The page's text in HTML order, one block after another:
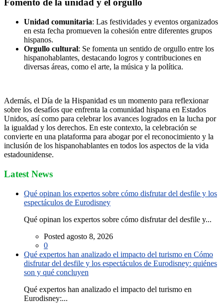
Fomento de la unidad y el orgullo
Unidad comunitaria: Las festividades y eventos organizados
en esta fecha promueven la cohesión entre diferentes grupos
hispanos.
Orgullo cultural: Se fomenta un sentido de orgullo entre los
hispanohablantes, destacando logros y contribuciones en
diversas áreas, como el arte, la música y la política.
Además, el Día de la Hispanidad es un momento para reflexionar
sobre los desafíos que enfrenta la comunidad hispana en Estados
Unidos, así como para celebrar los avances logrados en la lucha por
la igualdad y los derechos. En este contexto, la celebración se
convierte en una plataforma para abogar por el reconocimiento y la
inclusión de los hispanohablantes en todos los aspectos de la vida
estadounidense.
Latest News
Qué opinan los expertos sobre cómo disfrutar del desfile y los
espectáculos de Eurodisney
Qué opinan los expertos sobre cómo disfrutar del desfile y...
Posted agosto 8, 2026
0
Qué expertos han analizado el impacto del turismo en Cómo
disfrutar del desfile y los espectáculos de Eurodisney: quiénes
son y qué concluyen
Qué expertos han analizado el impacto del turismo en
Eurodisney:...